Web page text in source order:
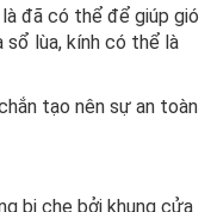
đã có thể để giúp gió
sổ lùa, kính có thể là
tạo nên sự an toàn
bị che bởi khung cửa